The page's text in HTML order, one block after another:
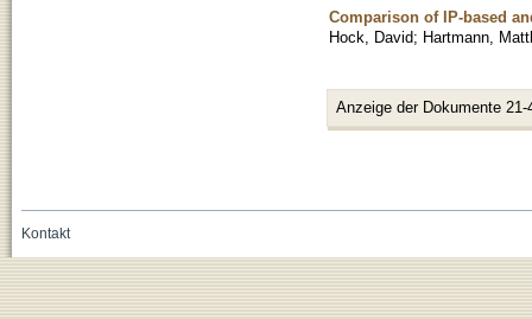
Comparison of IP-based
Hock, David; Hartmann,
Anzeige der Dokumente 21-
Kontakt